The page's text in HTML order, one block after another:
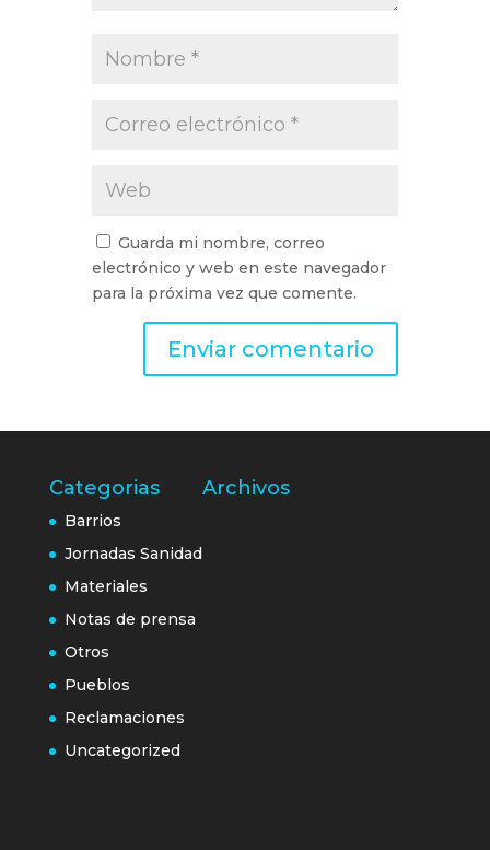
Guarda mi nombre, correo
electrónico y web en este navegador
para la próxima vez que comente.
Categorias
Barrios
Jornadas Sanidad
Materiales
Notas de prensa
Otros
Pueblos
Reclamaciones
Uncategorized
Archivos